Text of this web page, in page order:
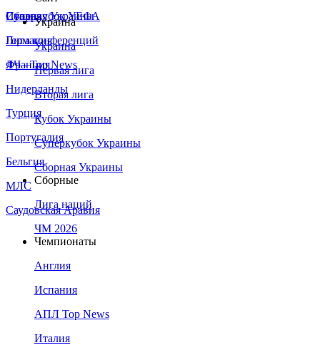
Сборная Украины
Италия
Германия
Франция
Нидерланды
Турция
Португалия
Бельгия
МЛС
Саудовская Аравия
Суперкубок УЕФА
Лига конференций
ЛЧ - Top News
Украина
Украина
Первая лига
Вторая лига
Кубок Украины
Суперкубок Украины
Сборная Украины
Сборные
Лига наций
ЧМ 2026
Чемпионаты
Англия
Испания
АПЛ Top News
Италия